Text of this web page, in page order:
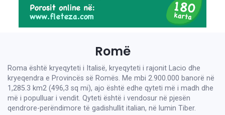
Romë
Roma është kryeqyteti i Italisë, kryeqyteti i rajonit Lacio dhe
kryeqendra e Provincës së Romës. Me mbi 2.900.000 banorë në
1,285.3 km2 (496,3 sq mi), ajo është edhe qyteti më i madh dhe
më i populluar i vendit. Qyteti është i vendosur në pjesën
qendrore-perëndimore të gadishullit italian, në lumin Tiber.